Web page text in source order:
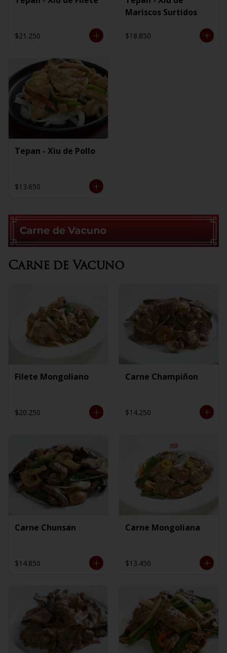
$21.250
Mariscos Surtidos
$18.850
Tepan - Xiu de Pollo
$13.650
Carne de Vacuno
Filete Mongoliano
$20.250
Carne Champiñon
$14.250
Carne Chunsan
$14.850
Carne Mongoliana
$13.450